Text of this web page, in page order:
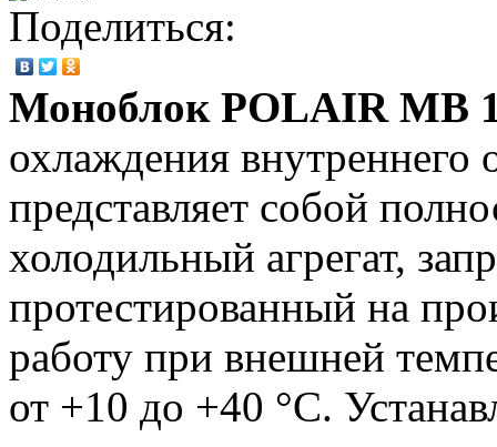
Поделиться:
Моноблок POLAIR MB
охлаждения
представляет собой
холодильный агрегат,
протестированный на
работу при внешней
от +10 до +40 °С.